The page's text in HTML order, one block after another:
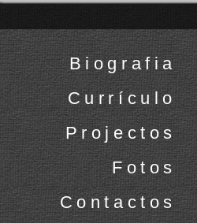
Biografia
Currículo
Projectos
Fotos
Contactos